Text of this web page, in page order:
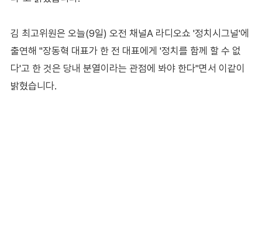
김 최고위원은 오늘(9일) 오전 채널A 라디오쇼 '정치시그널'에
출연해 "장동혁 대표가 한 전 대표에게 '정치를 함께 할 수 없
다'고 한 것은 당내 분열이라는 관점에 봐야 한다"면서 이같이
밝혔습니다.